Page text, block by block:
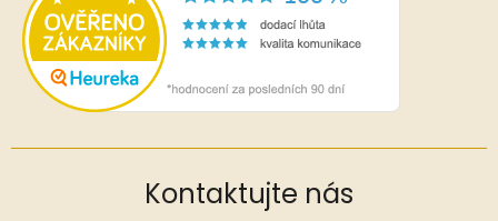
Kontaktujte nás